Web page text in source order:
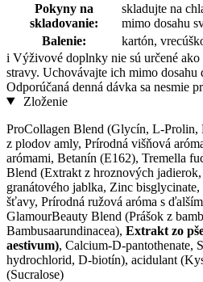
Pokyny na
skladovanie:
skladujte na
mimo dosahu
Balenie:
kartón,
i Výživové doplnky nie sú určené ako
stravy. Uchovávajte ich mimo dosahu
Odporúčaná denná dávka sa nesmie
Zloženie
ProCollagen Blend (Glycín, L-
z plodov amly, Prírodná višňová
arómami, Betanín (E162), Tremella
Blend (Extrakt z hroznových
granátového jablka, Zinc
šťavy, Prírodná ružová aróma s
GlamourBeauty Blend (Prášok z
Bambusaarundinacea), Extrakt zo
aestivum), Calcium-D-pantothenate,
hydrochlorid, D-biotín), acidulant
(Sucralose)